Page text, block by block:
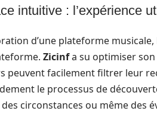
intuitive : l’expérience
d’une plateforme
Zicinfa su optimiser
peuvent facilement filtrer leur
le processus de
circonstances ou même des